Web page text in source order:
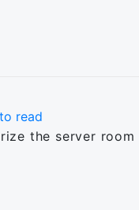
read
the server room